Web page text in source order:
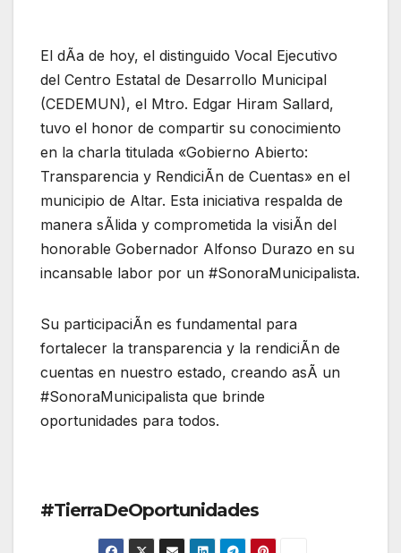
El dÃa de hoy, el distinguido Vocal Ejecutivo
del Centro Estatal de Desarrollo Municipal
(CEDEMUN), el Mtro. Edgar Hiram Sallard,
tuvo el honor de compartir su conocimiento
en la charla titulada «Gobierno Abierto:
Transparencia y RendiciÃn de Cuentas» en el
municipio de Altar. Esta iniciativa respalda de
manera sÃlida y comprometida la visiÃn del
honorable Gobernador Alfonso Durazo en su
incansable labor por un #SonoraMunicipalista.
Su participaciÃn es fundamental para
fortalecer la transparencia y la rendiciÃn de
cuentas en nuestro estado, creando asÃ un
#SonoraMunicipalista que brinde
oportunidades para todos.
#TierraDeOportunidades